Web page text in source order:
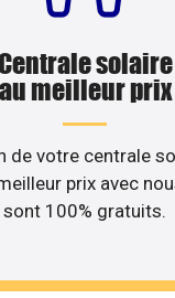
solaire
au meilleur prix
de votre centrale
prix avec
sont 100% gratuits.